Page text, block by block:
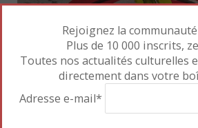
Rejoignez la
Plus de 10 000 inscrits,
Toutes nos actualités culturelles
directement dans votre
Adresse e-mail*